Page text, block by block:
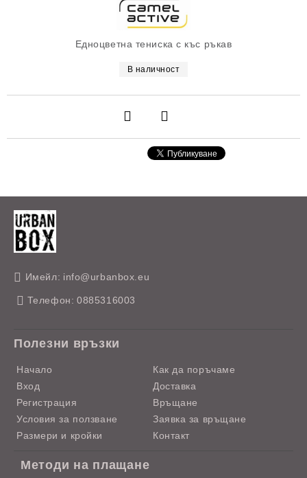
Едноцветна тениска с къс ръкав
В наличност
Имейл: info@urbanbox.eu
Телефон: 0885316003
Полезни връзки
Начало
Вход
Регистрация
Условия за ползване
Размери и кройки
Как да поръчаме
Доставка
Връщане
Заявка за връщане
Контакт
Методи на плащане